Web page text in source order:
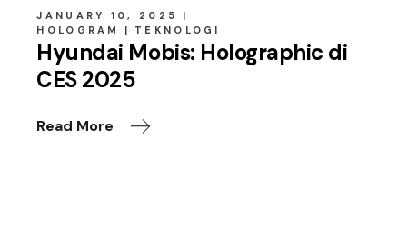
JANUARY 10, 2025
HOLOGRAM
TEKNOLOGI
Hyundai Mobis: Holographic di
CES 2025
Read More